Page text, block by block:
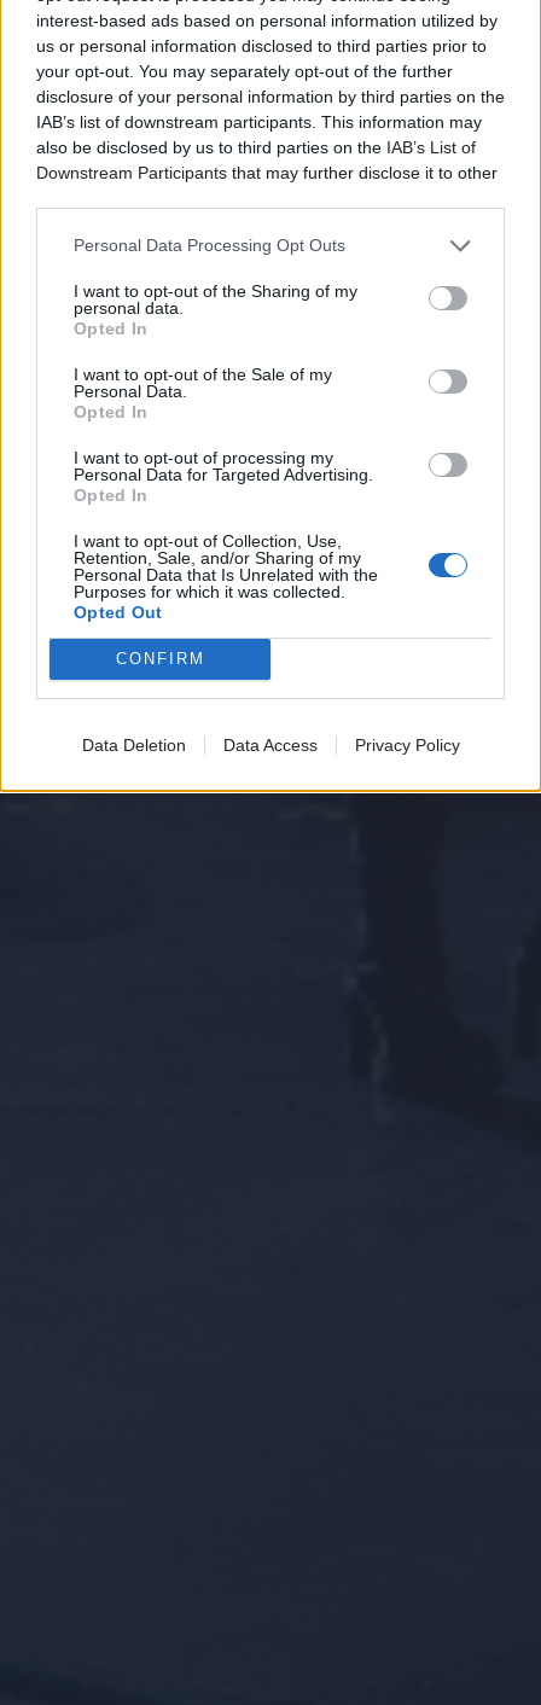
interest-based ads based on personal information utilized by
us or personal information disclosed to third parties prior to
your opt-out. You may separately opt-out of the further
disclosure of your personal information by third parties on the
IAB’s list of downstream participants. This information may
also be disclosed by us to third parties on the IAB’s List of
Downstream Participants that may further disclose it to other
Personal Data Processing Opt Outs
I want to opt-out of the Sharing of my
personal data.
Opted In
I want to opt-out of the Sale of my
Personal Data.
Opted In
I want to opt-out of processing my
Personal Data for Targeted Advertising.
Opted In
I want to opt-out of Collection, Use,
Retention, Sale, and/or Sharing of my
Personal Data that Is Unrelated with the
Purposes for which it was collected.
Opted Out
CONFIRM
Data Deletion Data Access Privacy Policy